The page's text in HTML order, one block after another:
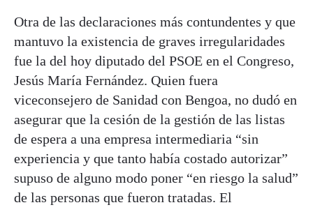
Otra de las declaraciones más contundentes y que
mantuvo la existencia de graves irregularidades
fue la del hoy diputado del PSOE en el Congreso,
Jesús María Fernández. Quien fuera
viceconsejero de Sanidad con Bengoa, no dudó en
asegurar que la cesión de la gestión de las listas
de espera a una empresa intermediaria “sin
experiencia y que tanto había costado autorizar”
supuso de alguno modo poner “en riesgo la salud”
de las personas que fueron tratadas. El